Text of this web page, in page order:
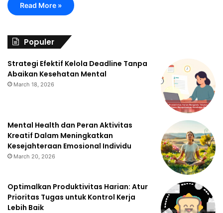
Read More »
Populer
Strategi Efektif Kelola Deadline Tanpa
Abaikan Kesehatan Mental
March 18, 2026
Mental Health dan Peran Aktivitas
Kreatif Dalam Meningkatkan
Kesejahteraan Emosional Individu
March 20, 2026
Optimalkan Produktivitas Harian: Atur
Prioritas Tugas untuk Kontrol Kerja
Lebih Baik